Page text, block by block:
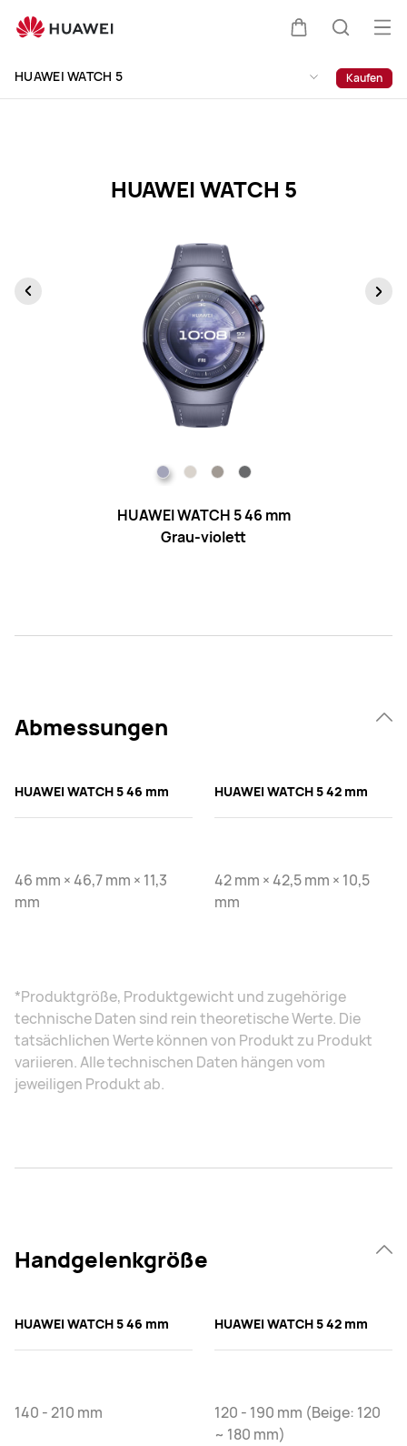
WATCH
Specification
HUAWEI WATCH 5 Kaufen
HUAWEI WATCH 5
HUAWEI WATCH 5 46 mm
Grau-violett
Abmessungen
HUAWEI WATCH 5 46 mm
46 mm × 46,7 mm × 11,3
mm
HUAWEI WATCH 5 42 mm
42 mm × 42,5 mm × 10,5
mm
*Produktgröße, Produktgewicht und zugehörige
technische Daten sind rein theoretische Werte. Die
tatsächlichen Werte können von Produkt zu Produkt
variieren. Alle technischen Daten hängen vom
jeweiligen Produkt ab.
Handgelenkgröße
HUAWEI WATCH 5 46 mm
140 - 210 mm
HUAWEI WATCH 5 42 mm
120 - 190 mm (Beige: 120
~ 180 mm)